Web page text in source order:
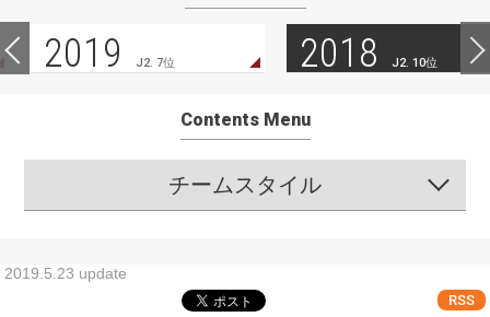
2019 J2. 7位 2018 J2. 10位
Contents Menu
チームスタイル
2019.5.23 update
RSS